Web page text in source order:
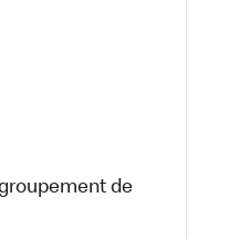
Santé et
de